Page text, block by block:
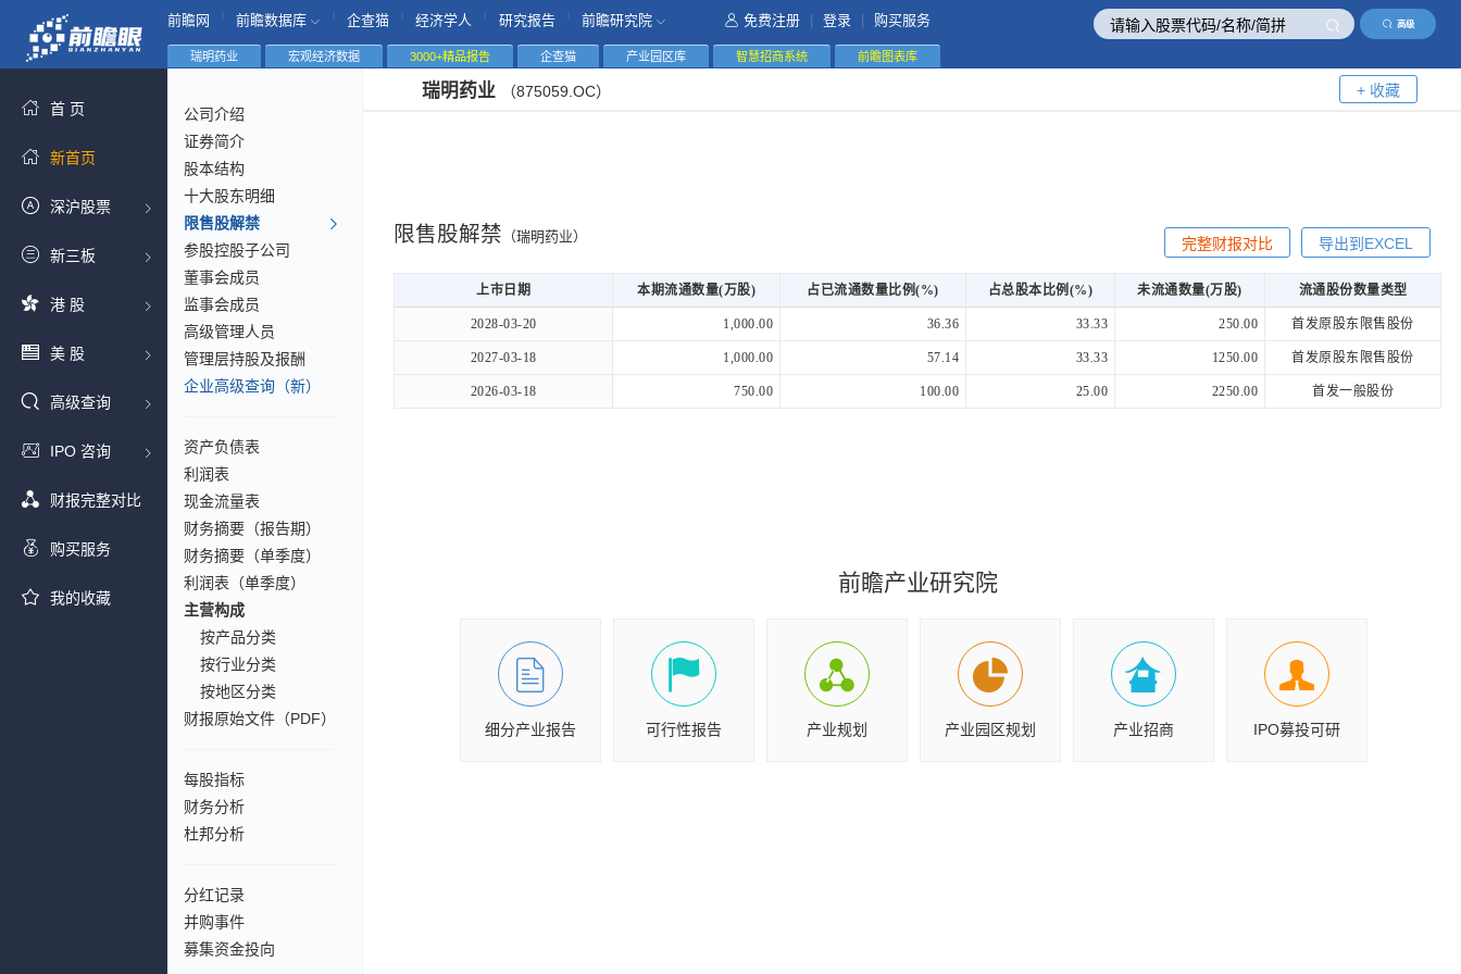
高级
前瞻网 前瞻数据库 企查猫 经济学人 研究报告 前瞻研究院 免费注册 登录 购买服务
首 页
新首页
深沪股票
新三板
港 股
美 股
高级查询
IPO 咨询
财报完整对比
购买服务
我的收藏
瑞明药业 宏观经济数据 3000+精品报告 企查猫 产业园区库 智慧招商系统 前瞻图表库
公司介绍
证券简介
股本结构
十大股东明细
限售股解禁
参股控股子公司
董事会成员
监事会成员
高级管理人员
管理层持股及报酬
企业高级查询（新）
资产负债表
利润表
现金流量表
财务摘要（报告期）
财务摘要（单季度）
利润表（单季度）
主营构成
按产品分类
按行业分类
按地区分类
财报原始文件（PDF）
每股指标
财务分析
杜邦分析
分红记录
并购事件
募集资金投向
瑞明药业 （875059.OC） + 收藏
限售股解禁 （瑞明药业） 导出到EXCEL
完整财报对比
上市日期 本期流通数量(万股) 占已流通数量比例(%) 占总股本比例(%) 未流通数量(万股) 流通股份数量类型
2028-03-20 1,000.00 36.36 33.33 250.00 首发原股东限售股份
2027-03-18 1,000.00 57.14 33.33 1250.00 首发原股东限售股份
2026-03-18 750.00 100.00 25.00 2250.00 首发一般股份
前瞻产业研究院
细分产业报告 可行性报告 产业规划 产业园区规划 产业招商 IPO募投可研